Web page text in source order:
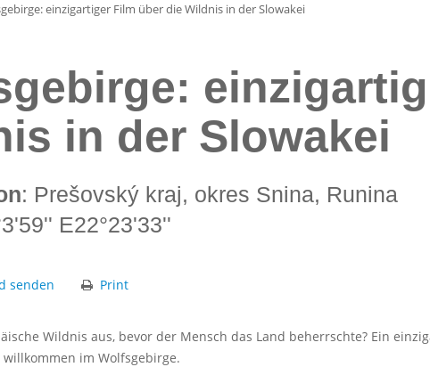
einzigartiger Film über die Wildnis in der Slowakei
in der Slowakei
: Prešovský kraj, okres Snina, Runina
E22°23'33''
senden Print
Wildnis aus, bevor der Mensch das Land beherrschte? Ein
willkommen im Wolfsgebirge.